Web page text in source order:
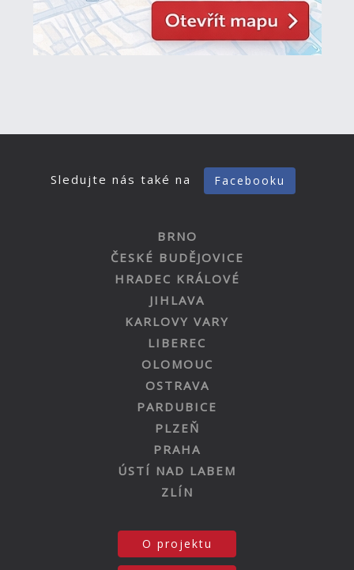
Sledujte nás také na Facebooku
BRNO
ČESKÉ BUDĚJOVICE
HRADEC KRÁLOVÉ
JIHLAVA
KARLOVY VARY
LIBEREC
OLOMOUC
OSTRAVA
PARDUBICE
PLZEŇ
PRAHA
ÚSTÍ NAD LABEM
ZLÍN
O projektu